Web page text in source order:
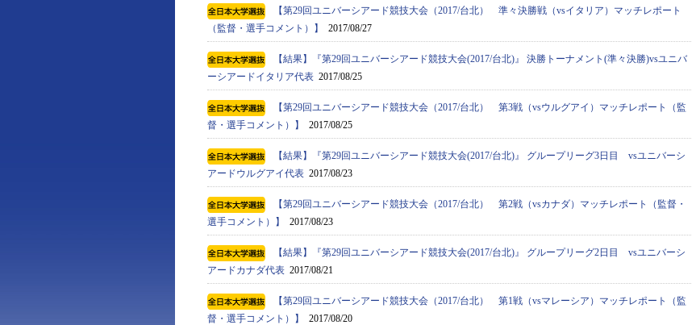
【第29回ユニバーシアード競技大会（2017/台北） 準々決勝戦（vsイタリア）マッチレポート
（監督・選手コメント）】
2017/08/27
【結果】『第29回ユニバーシアード競技大会(2017/台北)』 決勝トーナメント(準々決勝)vsユニバ
ーシアードイタリア代表 2017/08/25
【第29回ユニバーシアード競技大会（2017/台北） 第3戦（vsウルグアイ）マッチレポート（監
督・選手コメント）】
2017/08/25
【結果】『第29回ユニバーシアード競技大会(2017/台北)』 グループリーグ3日目 vsユニバーシ
アードウルグアイ代表 2017/08/23
【第29回ユニバーシアード競技大会（2017/台北） 第2戦（vsカナダ）マッチレポート（監督・
選手コメント）】
2017/08/23
【結果】『第29回ユニバーシアード競技大会(2017/台北)』 グループリーグ2日目 vsユニバーシ
アードカナダ代表 2017/08/21
【第29回ユニバーシアード競技大会（2017/台北） 第1戦（vsマレーシア）マッチレポート（監
督・選手コメント）】
2017/08/20